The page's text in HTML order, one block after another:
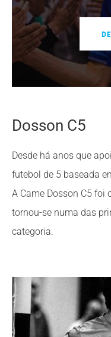
Dosson C5
Desde há anos que
futebol de 5 baseada
A Came Dosson C5 foi
tornou-se numa das
categoria.